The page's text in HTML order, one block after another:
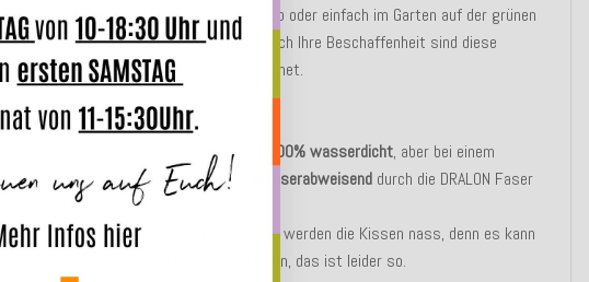
Gartenbank, der Liege, im Strandkorb oder einfach im Garten auf der grünen
Wiese zum Einsatz zu kommen. Durch Ihre Beschaffenheit sind diese
Kissen fürIndoorund geeignet.
ANMERKUNG:
Unsere Outdoor Kissen sind nicht 100% wasserdicht, aber bei einem
leichten Regenschauer sind sie
wasserabweisend durch die DRALON Faser
und den Teflon - Schutz!
Bei Dauerregen oder starkem Regen werden die Kissen nass, denn es kann
auch Wasser durch die Nähte dringen, das ist leider so.